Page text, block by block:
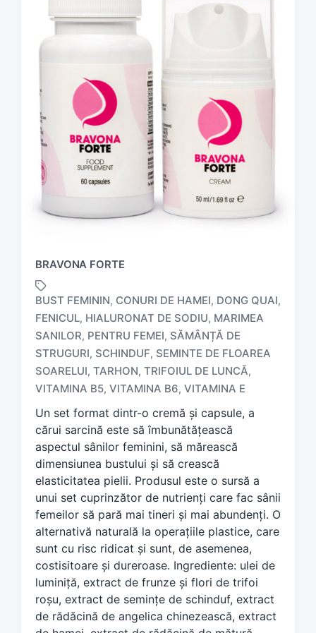
BRAVONA FORTE
a
g
g
d
w
i
t
h
BUST FEMININ, CONURI DE HAMEI, DONG QUAI,
FENICUL, HIALURONAT DE SODIU, MARIMEA
SANILOR, PENTRU FEMEI, SĂMÂNȚĂ DE
STRUGURI, SCHINDUF, SEMINTE DE FLOAREA
SOARELUI, TARHON, TRIFOIUL DE LUNCĂ,
VITAMINA B5, VITAMINA B6, VITAMINA E
Un set format dintr-o cremă și capsule, a
cărui sarcină este să îmbunătățească
aspectul sânilor feminini, să mărească
dimensiunea bustului și să crească
elasticitatea pielii. Produsul este o sursă a
unui set cuprinzător de nutrienți care fac sânii
femeilor să pară mai tineri și mai abundenți. O
alternativă naturală la operațiile plastice, care
sunt cu risc ridicat și sunt, de asemenea,
costisitoare și dureroase. Ingrediente: ulei de
luminiță, extract de frunze și flori de trifoi
roșu, extract de semințe de schinduf, extract
de rădăcină de angelica chinezească, extract